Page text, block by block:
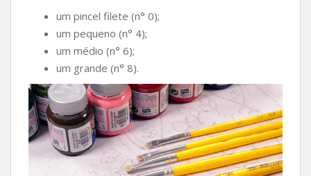
um pincel filete (n° 0);
um pequeno (n° 4);
um médio (n° 6);
um grande (n° 8).